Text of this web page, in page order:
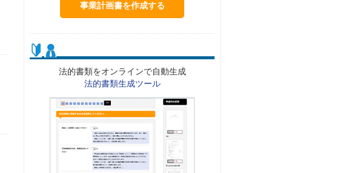
事業計画書を作成する
法的書類をオンラインで自動生成
法的書類生成ツール